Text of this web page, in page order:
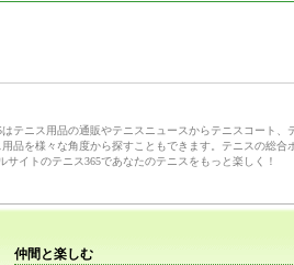
テニス用品の通販やテニスニュースからテニスコート
品を様々な角度から探すこともできます。テニスの総
イトのテニス365であなたのテニスをもっと楽しく！
仲間と楽しむ